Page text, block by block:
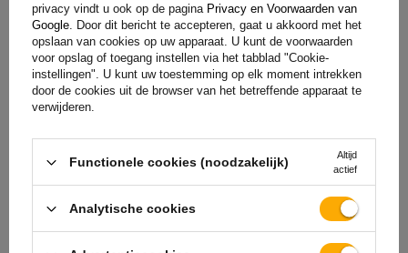
De officiële webshop van
de fabrikant
GARANTIE OP KWALITEIT EN AUTHENTICITEIT
koopt, kiest u ervoor om
privacy vindt u ook op de pagina Privacy en Voorwaarden van
Google. Door dit bericht te accepteren, gaat u akkoord met het
opslaan van cookies op uw apparaat. U kunt de voorwaarden
voor opslag of toegang instellen via het tabblad "Cookie-
instellingen". U kunt uw toestemming op elk moment intrekken
door de cookies uit de browser van het betreffende apparaat te
verwijderen.
Functionele cookies (noodzakelijk)
Altijd
actief
Analytische cookies